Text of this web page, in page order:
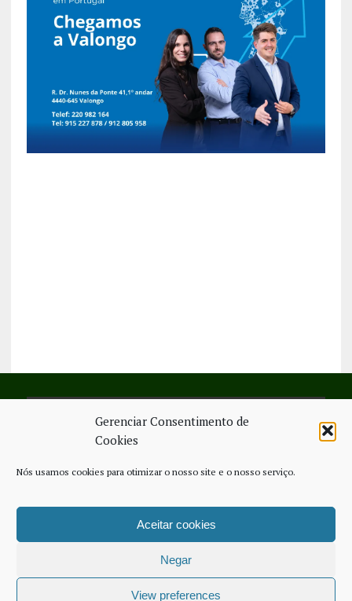
Gerenciar Consentimento de
Cookies
Nós usamos cookies para otimizar o nosso site e o nosso serviço.
Aceitar cookies
Negar
View preferences
SIGA-NOS NO FACEBOOK
ESTATUTO EDITORIAL
CONTACTE-NOS
COPYRIGHT © 2026 - JORNAL NOVO REGIONAL | POWERED BY